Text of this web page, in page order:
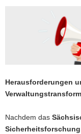
i
o
Herausforderungen
Nachdem das
Sicherheitsforschung